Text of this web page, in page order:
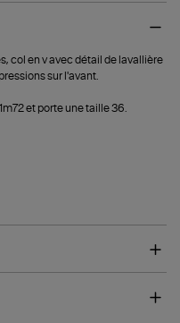
col en v avec détail de lavallière
sur l'avant.
et porte une taille 36.